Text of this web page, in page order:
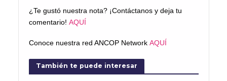
¿Te gustó nuestra nota? ¡Contáctanos y deja tu
comentario! AQUÍ
Conoce nuestra red ANCOP Network AQUÍ
También te puede interesar